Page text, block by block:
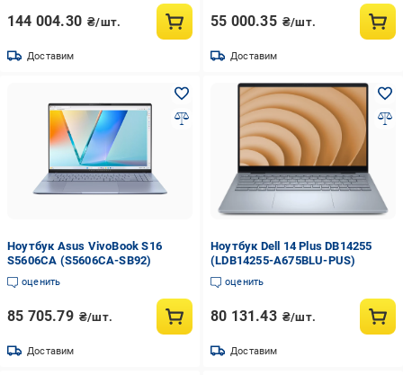
144 004.30 ₴/шт.
Доставим
55 000.35 ₴/шт.
Доставим
Ноутбук Asus VivoBook S16
S5606CA (S5606CA-SB92)
оценить
85 705.79 ₴/шт.
Доставим
Ноутбук Dell 14 Plus DB14255
(LDB14255-A675BLU-PUS)
оценить
80 131.43 ₴/шт.
Доставим